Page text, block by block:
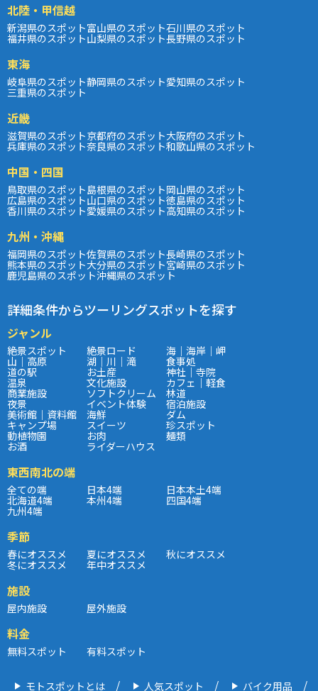
北陸・甲信越
新潟県のスポット富山県のスポット石川県のスポット
福井県のスポット山梨県のスポット長野県のスポット
東海
岐阜県のスポット静岡県のスポット愛知県のスポット
三重県のスポット
近畿
滋賀県のスポット京都府のスポット大阪府のスポット
兵庫県のスポット奈良県のスポット和歌山県のスポット
中国・四国
鳥取県のスポット島根県のスポット岡山県のスポット
広島県のスポット山口県のスポット徳島県のスポット
香川県のスポット愛媛県のスポット高知県のスポット
九州・沖縄
福岡県のスポット佐賀県のスポット長崎県のスポット
熊本県のスポット大分県のスポット宮崎県のスポット
鹿児島県のスポット沖縄県のスポット
詳細条件からツーリングスポットを探す
ジャンル
絶景スポット 絶景ロード 海｜海岸｜岬
山｜高原 湖｜川｜滝 食事処
道の駅 お土産 神社｜寺院
温泉 文化施設 カフェ｜軽食
商業施設 ソフトクリーム 林道
夜景 イベント体験 宿泊施設
美術館｜資料館 海鮮 ダム
キャンプ場 スイーツ 珍スポット
動植物園 お肉 麺類
お酒 ライダーハウス
東西南北の端
全ての端 日本4端 日本本土4端
北海道4端 本州4端 四国4端
九州4端
季節
春にオススメ 夏にオススメ 秋にオススメ
冬にオススメ 年中オススメ
施設
屋内施設 屋外施設
料金
無料スポット 有料スポット
モトスポットとは 人気スポット バイク用品